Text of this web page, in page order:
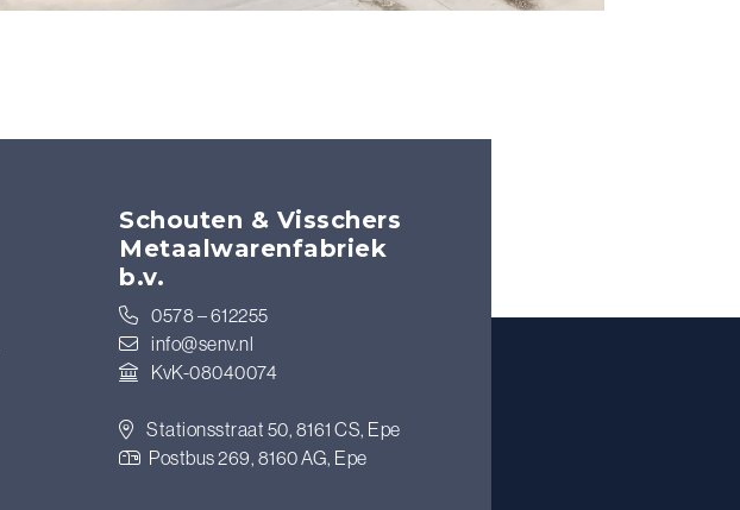
Schouten & Visschers
Metaalwarenfabriek
b.v.
0578 – 612255
info@senv.nl
KvK-08040074
Stationsstraat 50, 8161 CS, Epe
Postbus 269, 8160 AG, Epe